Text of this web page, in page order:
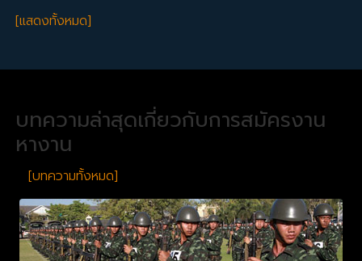
[แสดงทั้งหมด]
บทความล่าสุดเกี่ยวกับการสมัครงาน
หางาน
[บทความทั้งหมด]